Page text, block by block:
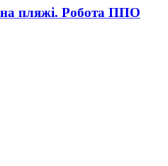
пляжі. Робота ППО